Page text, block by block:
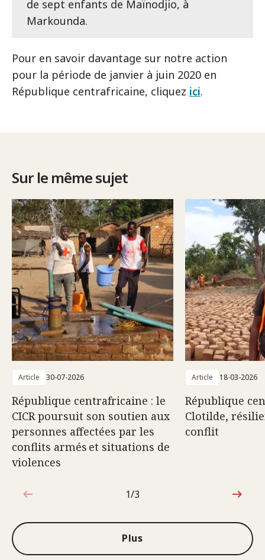
de sept enfants de Maïnodjio, à
Markounda.
Pour en savoir davantage sur notre action
pour la période de janvier à juin 2020 en
République centrafricaine, cliquez ici.
Sur le même sujet
Article 30-07-2026
République centrafricaine : le
CICR poursuit son soutien aux
personnes affectées par les
conflits armés et situations de
violences
Article 18-03-2026
République
Clotilde,
conflit
1sur3
1/3
Plus